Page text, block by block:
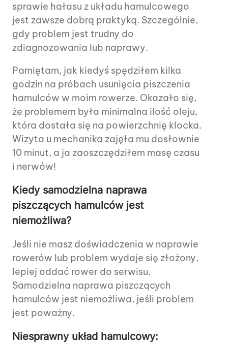
sprawie hałasu z układu hamulcowego
jest zawsze dobrą praktyką. Szczególnie,
gdy problem jest trudny do
zdiagnozowania lub naprawy.
Pamiętam, jak kiedyś spędziłem kilka
godzin na próbach usunięcia piszczenia
hamulców w moim rowerze. Okazało się,
że problemem była minimalna ilość oleju,
która dostała się na powierzchnię klocka.
Wizyta u mechanika zajęła mu dosłownie
10 minut, a ja zaoszczędziłem masę czasu
i nerwów!
Kiedy samodzielna naprawa
piszczących hamulców jest
niemożliwa?
Jeśli nie masz doświadczenia w naprawie
rowerów lub problem wydaje się złożony,
lepiej oddać rower do serwisu.
Samodzielna naprawa piszczących
hamulców jest niemożliwa, jeśli problem
jest poważny.
Niesprawny układ hamulcowy: